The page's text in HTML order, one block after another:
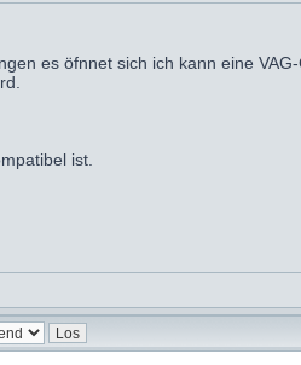
es öfnnet sich ich kann eine
ist.